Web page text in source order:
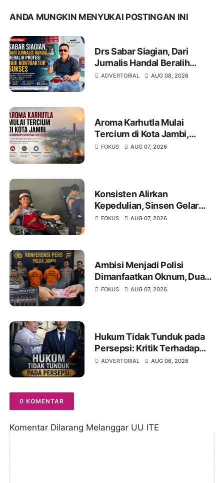
ANDA MUNGKIN MENYUKAI POSTINGAN INI
Drs Sabar Siagian, Dari
Jurnalis Handal Beralih
Profesi Jadi Kontraktor
ADVERTORIAL AUG 08, 2026
Aroma Karhutla Mulai
Tercium di Kota Jambi,
Warga Diminta Waspada
FOKUS AUG 07, 2026
Konsisten Alirkan
Kepedulian, Sinsen Gelar
Donor Darah ke-23 dalam
FOKUS AUG 07, 2026
Ambisi Menjadi Polisi
Dimanfaatkan Oknum, Dua
Anggota Polda Jambi Diduga
FOKUS AUG 07, 2026
Hukum Tidak Tunduk pada
Persepsi: Kritik Terhadap
Monopoli Kebenaran oleh
ADVERTORIAL AUG 06, 2026
0 KOMENTAR
Komentar Dilarang Melanggar UU ITE